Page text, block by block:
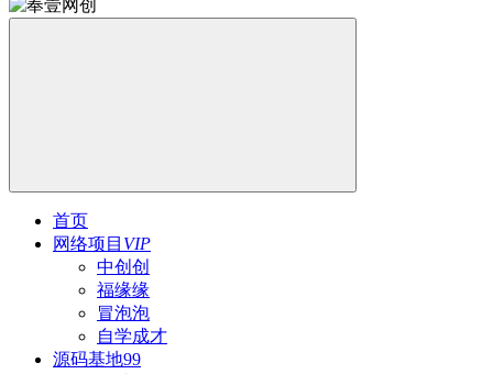
首页
网络项目 VIP
中创创
福缘缘
冒泡泡
自学成才
源码基地99